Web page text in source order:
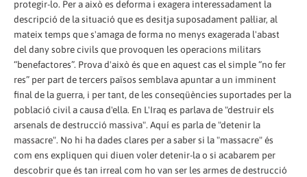
protegir-lo. Per a això es deforma i exagera interessadament la
descripció de la situació que es desitja suposadament pal·liar, al
mateix temps que s'amaga de forma no menys exagerada l'abast
del dany sobre civils que provoquen les operacions militars
“benefactores”. Prova d'això és que en aquest cas el simple “no fer
res” per part de tercers països semblava apuntar a un imminent
final de la guerra, i per tant, de les conseqüències suportades per la
població civil a causa d'ella. En L'Iraq es parlava de "destruir els
arsenals de destrucció massiva". Aquí es parla de "detenir la
massacre". No hi ha dades clares per a saber si la "massacre" és
com ens expliquen qui diuen voler detenir-la o si acabarem per
descobrir que és tan irreal com ho van ser les armes de destrucció